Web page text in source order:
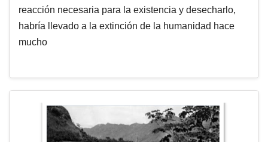
reacción necesaria para la existencia y desecharlo,
habría llevado a la extinción de la humanidad hace
mucho